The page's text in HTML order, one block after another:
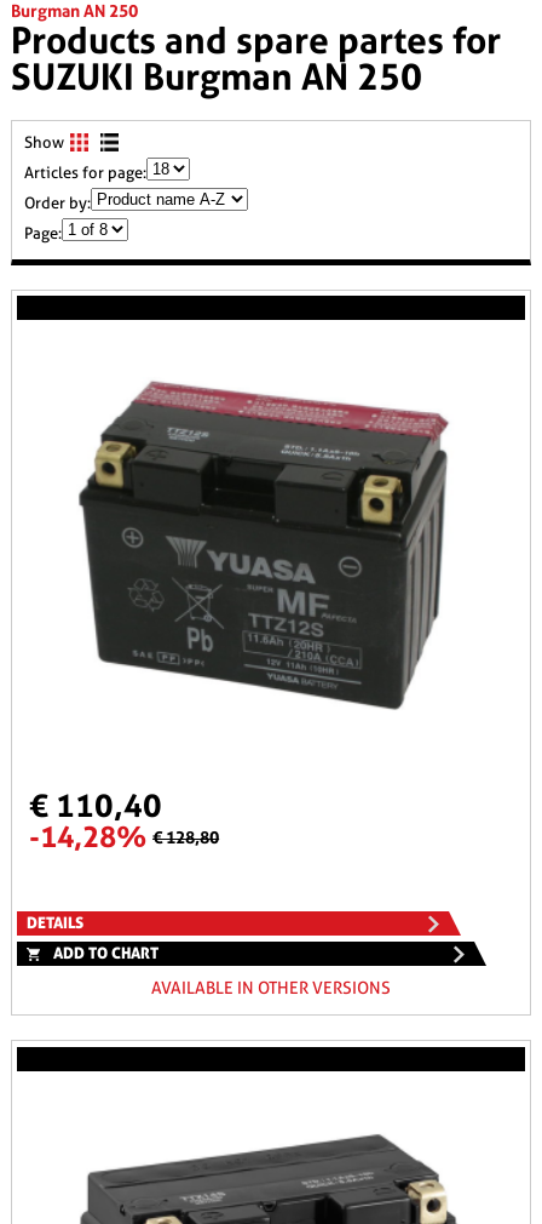
Burgman AN 250
Products and spare partes for
SUZUKI Burgman AN 250
Show
Articles for page:
Order by:
Page:
€ 110,40
-14,28% € 128,80
DETAILS
ADD TO CHART
AVAILABLE IN OTHER VERSIONS